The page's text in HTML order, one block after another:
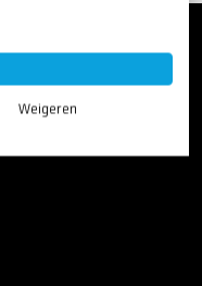
Weigeren